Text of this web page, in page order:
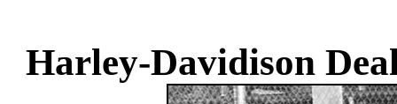
Harley-Davidison